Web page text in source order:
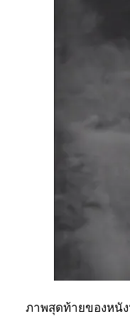
ภาพสุดท้ายของหนั